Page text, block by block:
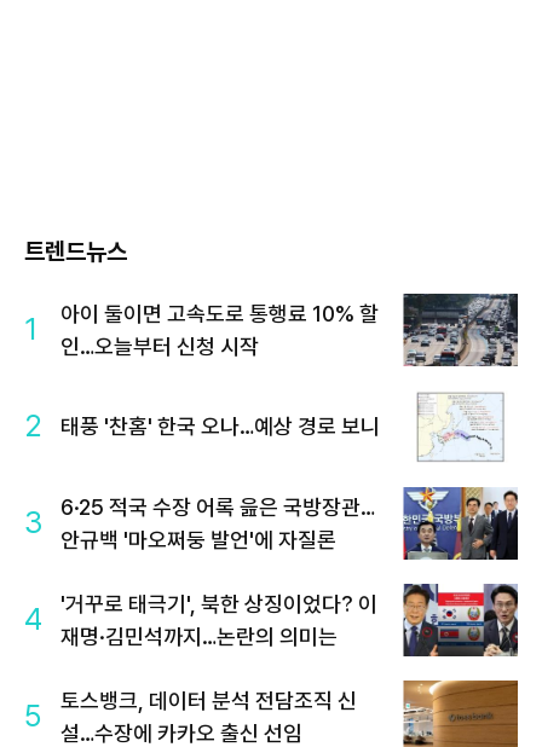
트렌드뉴스
1
아이 둘이면 고속도로 통행료 10% 할
인…오늘부터 신청 시작
2 태풍 '찬홈' 한국 오나…예상 경로 보니
3
6·25 적국 수장 어록 읊은 국방장관…
안규백 '마오쩌둥 발언'에 자질론
4
'거꾸로 태극기', 북한 상징이었다? 이
재명·김민석까지…논란의 의미는
5
토스뱅크, 데이터 분석 전담조직 신
설…수장에 카카오 출신 선임